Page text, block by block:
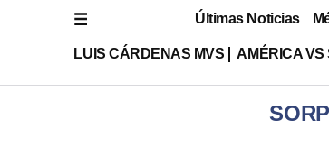
Últimas Noticias
LUIS CÁRDENAS MVS AMÉRICA VS